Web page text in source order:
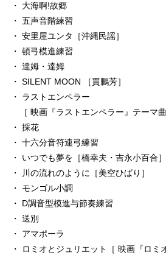
・ 大海啊!故郷
・ 五声音階練習
・ 安里屋ユンタ［沖縄民謡］
・ 頓弓模進練習
・ 達姆・達姆
・ SILENT MOON ［賈鵬芳］
・ ラストエンペラー
［ 映画『ラストエンペラー』テーマ曲
・ 採花
・ 十六分音符連弓練習
・ いつでも夢を［橋幸夫・吉永小百合］
・ 川の流れのように［美空ひばり］
・ モンゴル小調
・ D調音型模進与節奏練習
・ 送別
・ アマポーラ
・ ロミオとジュリエット［ 映画『ロミ